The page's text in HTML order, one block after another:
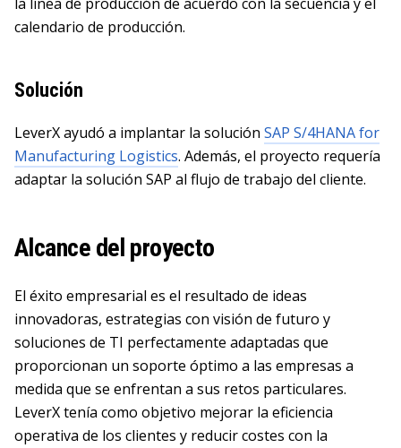
calendario de producción.
Solución
LeverX ayudó a implantar la solución SAP S/4HANA for
Manufacturing Logistics. Además, el proyecto requería
adaptar la solución SAP al flujo de trabajo del cliente.
Alcance del proyecto
El éxito empresarial es el resultado de ideas
innovadoras, estrategias con visión de futuro y
soluciones de TI perfectamente adaptadas que
proporcionan un soporte óptimo a las empresas a
medida que se enfrentan a sus retos particulares.
LeverX tenía como objetivo mejorar la eficiencia
operativa de los clientes y reducir costes con la